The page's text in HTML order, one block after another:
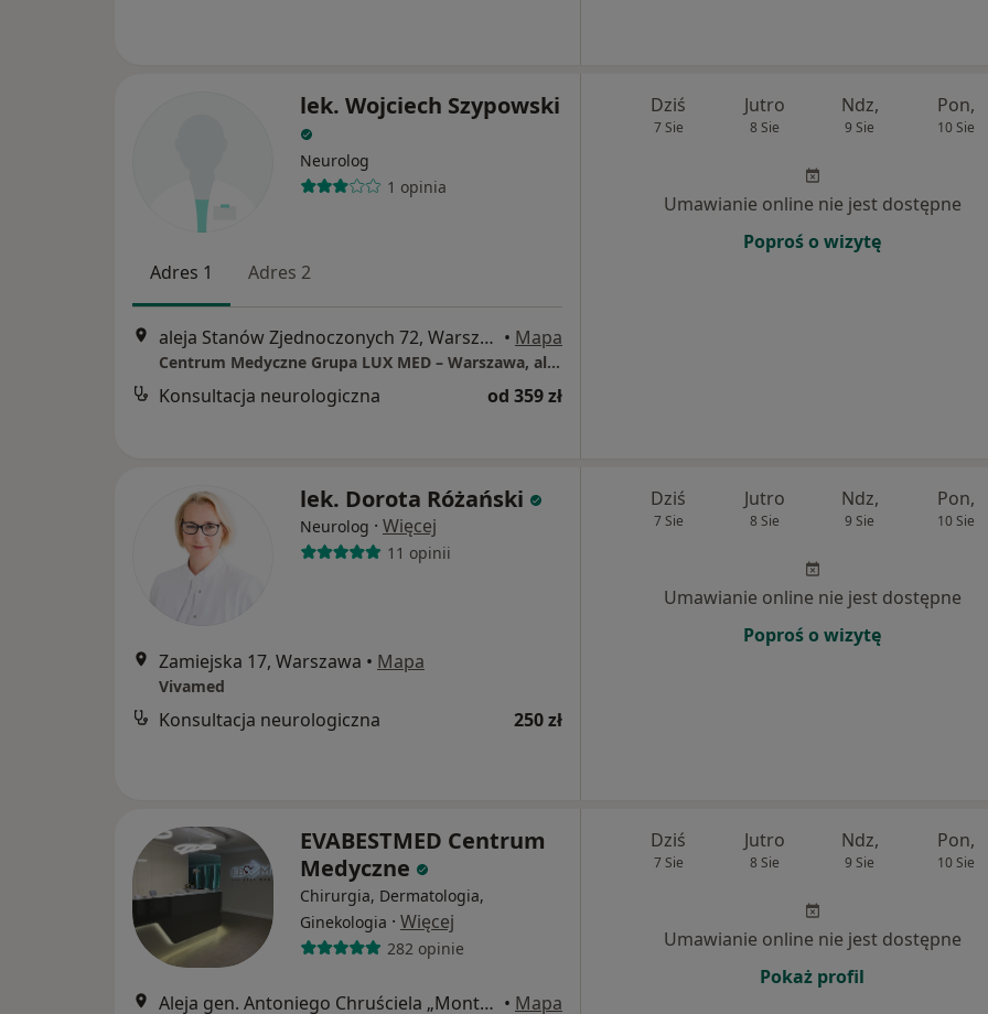
lek. Wojciech Szypowski
Neurolog
1 opinia
Adres 1 Adres 2
aleja Stanów Zjednoczonych 72, Warszawa • Mapa
Centrum Medyczne Grupa LUX MED – Warszawa, al. Stanów Zjednoczonych 72
Konsultacja neurologiczna od 359 zł
Dziś
7 Sie
Jutro
8 Sie
Ndz,
9 Sie
Pon,
10 Sie
Umawianie online nie jest dostępne
Poproś o wizytę
lek. Dorota Różański
Neurolog · Więcej
11 opinii
Zamiejska 17, Warszawa • Mapa
Vivamed
Konsultacja neurologiczna 250 zł
Dziś
7 Sie
Jutro
8 Sie
Ndz,
9 Sie
Pon,
10 Sie
Umawianie online nie jest dostępne
Poproś o wizytę
EVABESTMED Centrum
Medyczne
Chirurgia, Dermatologia,
Ginekologia · Więcej
282 opinie
Aleja gen. Antoniego Chruściela „Montera” 40, Warszawa • Mapa
Dziś
7 Sie
Jutro
8 Sie
Ndz,
9 Sie
Pon,
10 Sie
Umawianie online nie jest dostępne
Pokaż profil